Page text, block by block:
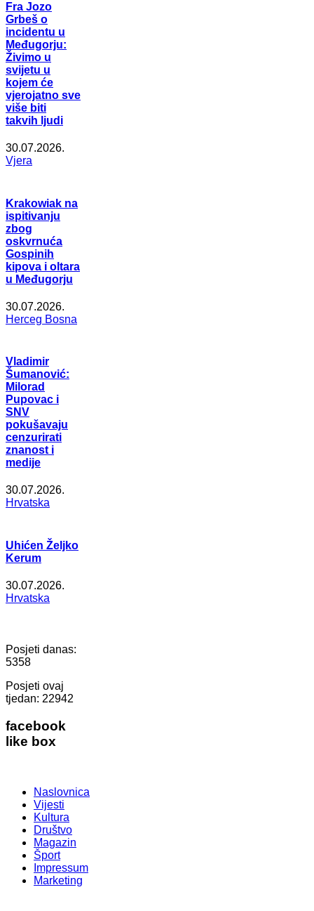
Fra Jozo
Grbeš o
incidentu u
Međugorju:
Živimo u
svijetu u
kojem će
vjerojatno sve
više biti
takvih ljudi
30.07.2026.
Vjera
Krakowiak na
ispitivanju
zbog
oskvrnuća
Gospinih
kipova i oltara
u Međugorju
30.07.2026.
Herceg Bosna
Vladimir
Šumanović:
Milorad
Pupovac i
SNV
pokušavaju
cenzurirati
znanost i
medije
30.07.2026.
Hrvatska
Uhićen Željko
Kerum
30.07.2026.
Hrvatska
Posjeti danas:
5358
Posjeti ovaj
tjedan: 22942
facebook
like box
Naslovnica
Vijesti
Kultura
Društvo
Magazin
Šport
Impressum
Marketing